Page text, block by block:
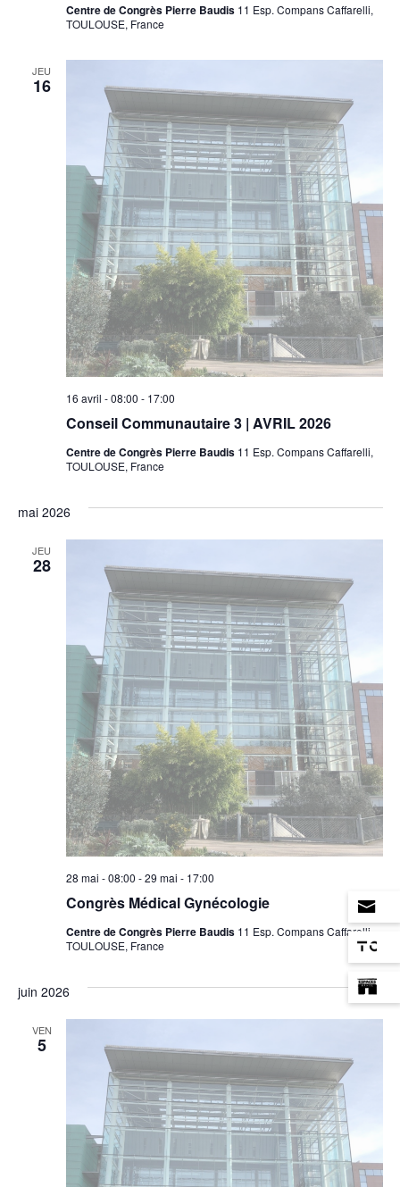
Centre de Congrès Pierre Baudis 11 Esp. Compans Caffarelli,
TOULOUSE, France
JEU
16
Conseil Communautaire 3 | AVRIL 2026
16 avril - 08:00 - 17:00
Centre de Congrès Pierre Baudis 11 Esp. Compans Caffarelli,
TOULOUSE, France
mai 2026
JEU
28
Congrès Médical Gynécologie
28 mai - 08:00 -29 mai - 17:00
Centre de Congrès Pierre Baudis 11 Esp. Compans Caffarelli,
TOULOUSE, France
juin 2026
VEN
5